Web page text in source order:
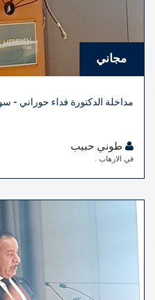
مجاني
مداخلة الدكتورة فداء حوراني -
في الارهاب .